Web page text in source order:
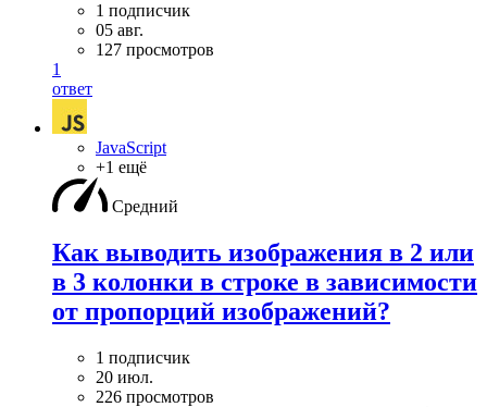
1 подписчик
05 авг.
127 просмотров
1
ответ
JavaScript
+1 ещё
Средний
Как выводить изображения в 2 или
в 3 колонки в строке в зависимости
от пропорций изображений?
1 подписчик
20 июл.
226 просмотров